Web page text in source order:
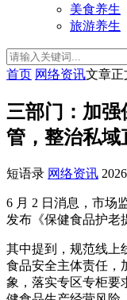
美食养生
旅游养生
首页 网络资讯文章正
三部门：加强
管，整治私域
短语录 网络资讯
6 月 2 日消息，市场
发布《保健食品护老
其中提到，规范线上
食品安全主体责任，
象，落实专区专柜要